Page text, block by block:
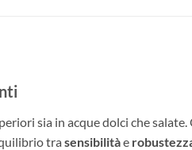
sia in acque dolci che
tra sensibilitàe